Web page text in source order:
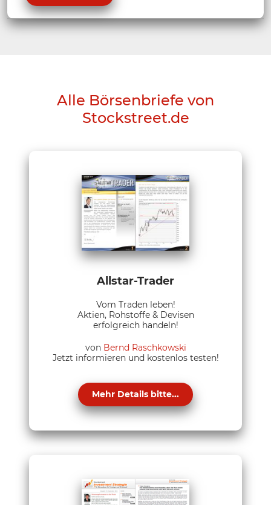
Alle Börsenbriefe von
Stockstreet.de
Allstar-Trader
Vom Traden leben!
Aktien, Rohstoffe & Devisen
erfolgreich handeln!
von Bernd Raschkowski
Jetzt informieren und kostenlos testen!
Mehr Details bitte...